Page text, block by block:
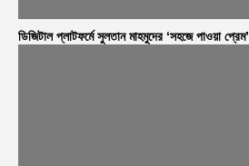
ডিজিটাল প্লাটফর্মে সুলতান মাহমুদের ‘সহজে পাওয়া প্রেম’